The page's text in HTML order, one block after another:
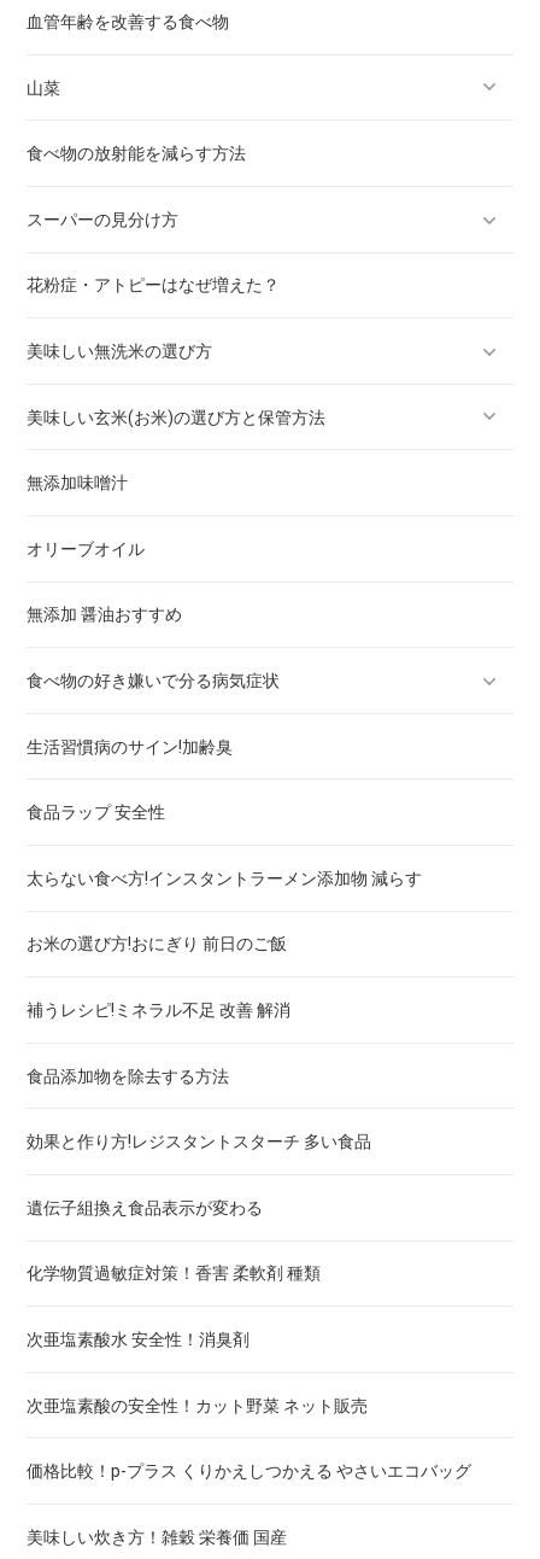
小松菜
さといも（里芋）
なす
ピーマン
白菜
ほうれん草
ネギ
レタス
じゃがいも
大根
さつまいもの病気予防効果！野菜の選び方
れんこん
にんじん
たまねぎ
ブロッコリー
ドクダミ
アロエ
クコ
血管年齢を改善する食べ物
山菜
ワラビ
タケノコ
フキノトウ
タラノメ
フキ
食べ物の放射能を減らす方法
スーパーの見分け方
野菜・果物のシール番号の意味
花粉症・アトピーはなぜ増えた？
美味しい無洗米の選び方
全く洗わない！BG無洗米 お試し 送料無料
新米 無洗米の炊き方と水加減！全く洗わないBG無洗米
美味しい玄米(お米)の選び方と保管方法
玄米のおいしい炊き方
無添加味噌汁
オリーブオイル
無添加 醤油おすすめ
食べ物の好き嫌いで分る病気症状
亜鉛不足症状と食事
目の老化を防ぐ食べ物とサプリメント！スマホとPC
ドロドロ血チェックあり！高脂血症 予防の食事とサプリ
好き嫌いで分る！貧血 食事と飲み物
高血圧チェックOK！血圧下げる食事とサプリと飲み物
好き嫌いで分る！内臓脂肪減らす食べ物,お茶,酢,薬
糖尿病リスクチェックあり！血糖値下げる食事とお茶とサプ
プリ成分
認知症テストあり！認知症 予防ケア
どれがいい！葉酸サプリと食材
生活習慣病のサイン!加齢臭
食品ラップ 安全性
太らない食べ方!インスタントラーメン添加物 減らす
お米の選び方!おにぎり 前日のご飯
補うレシピ!ミネラル不足 改善 解消
食品添加物を除去する方法
効果と作り方!レジスタントスターチ 多い食品
遺伝子組換え食品表示が変わる
化学物質過敏症対策！香害 柔軟剤 種類
次亜塩素酸水 安全性！消臭剤
次亜塩素酸の安全性！カット野菜 ネット販売
価格比較！p-プラス くりかえしつかえる やさいエコバッグ
美味しい炊き方！雑穀 栄養価 国産